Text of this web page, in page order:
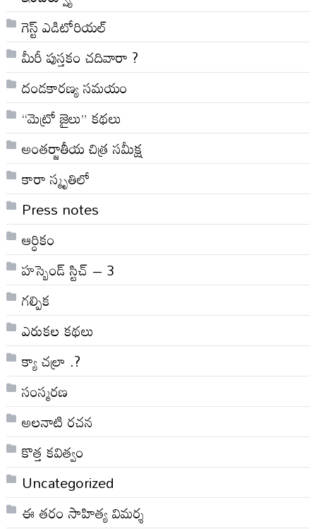
గెస్ట్ ఎడిటోరియల్
మీరీ పుస్తకం చదివారా ?
దండకారణ్య సమయం
“మెట్రో జైలు” కథలు
అంతర్జాతీయ చిత్ర సమీక్ష
కారా స్మృతిలో
Press notes
ఆర్ధికం
హస్బెండ్ స్టిచ్ – 3
గల్పిక
ఎరుకల కథలు
క్యా చల్రా .?
సంస్మరణ
అలనాటి రచన
కొత్త కవిత్వం
Uncategorized
ఈ తరం సాహిత్య విమర్శ